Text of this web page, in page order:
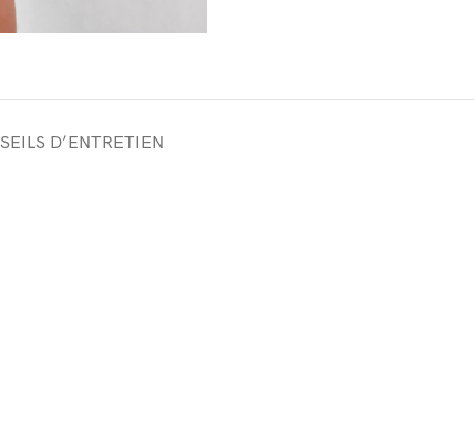
D’ENTRETIEN